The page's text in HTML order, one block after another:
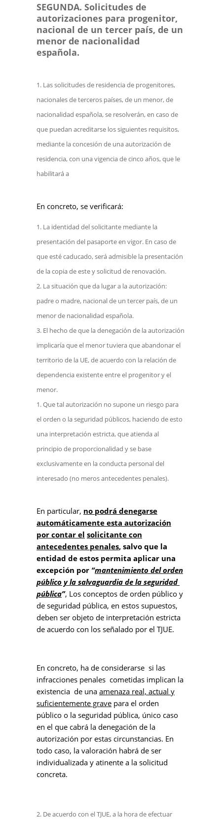
SEGUNDA. Solicitudes de
autorizaciones para progenitor,
nacional de un tercer país, de un
menor de nacionalidad
española.
Las solicitudes de residencia de progenitores,
nacionales de terceros países, de un menor, de
nacionalidad española, se resolverán, en caso de
que puedan acreditarse los siguientes requisitos,
mediante la concesión de una autorización de
residencia, con una vigencia de cinco años, que le
habilitará a
En concreto, se verificará:
La identidad del solicitante mediante la
presentación del pasaporte en vigor. En caso de
que esté caducado, será admisible la presentación
de la copia de este y solicitud de renovación.
La situación que da lugar a la autorización:
padre o madre, nacional de un tercer país, de un
menor de nacionalidad española.
El hecho de que la denegación de la autorización
implicaría que el menor tuviera que abandonar el
territorio de la UE, de acuerdo con la relación de
dependencia existente entre el progenitor y el
menor.
Que tal autorización no supone un riesgo para
el orden o la seguridad públicos, haciendo de esto
una interpretación estricta, que atienda al
principio de proporcionalidad y se base
exclusivamente en la conducta personal del
interesado (no meros antecedentes penales).
En particular, no podrá denegarse
automáticamente esta autorización
por contar el solicitante con
antecedentes penales, salvo que la
entidad de estos permita aplicar una
excepción por “mantenimiento del orden
público y la salvaguardia de la seguridad
pública”, Los conceptos de orden público y
de seguridad pública, en estos supuestos,
deben ser objeto de interpretación estricta
de acuerdo con los señalado por el TJUE.
En concreto, ha de considerarse si las
infracciones penales cometidas implican la
existencia de una amenaza real, actual y
suficientemente grave para el orden
público o la seguridad pública, único caso
en el que cabrá la denegación de la
autorización por estas circunstancias. En
todo caso, la valoración habrá de ser
individualizada y atinente a la solicitud
concreta.
De acuerdo con el TJUE, a la hora de efectuar